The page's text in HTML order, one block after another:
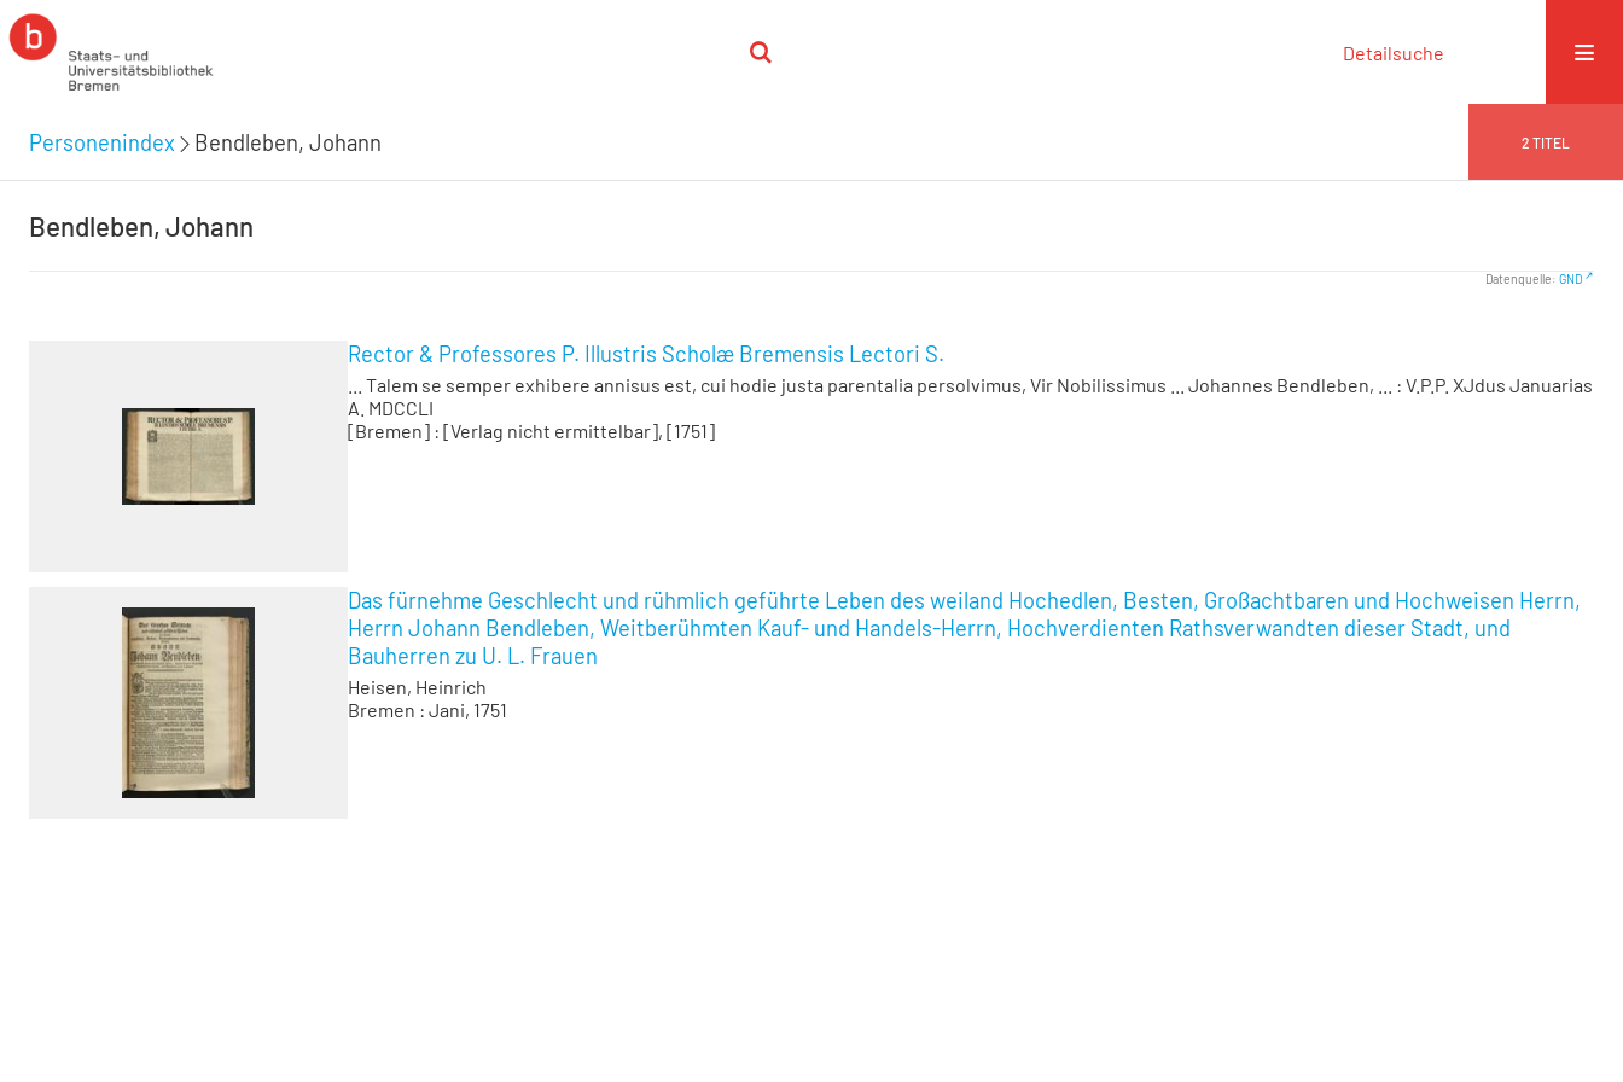
Detailsuche
Personenindex Bendleben, Johann 2 TITEL
Bendleben, Johann
Datenquelle: GND
Rector & Professores P. Illustris Scholæ Bremensis Lectori S.
... Talem se semper exhibere annisus est, cui hodie justa parentalia persolvimus, Vir Nobilissimus ... Johannes Bendleben, ... : V.P.P. XJdus Januarias
A. MDCCLI
[Bremen] : [Verlag nicht ermittelbar], [1751]
Das fürnehme Geschlecht und rühmlich geführte Leben des weiland Hochedlen, Besten, Großachtbaren und Hochweisen Herrn,
Herrn Johann Bendleben, Weitberühmten Kauf- und Handels-Herrn, Hochverdienten Rathsverwandten dieser Stadt, und
Bauherren zu U. L. Frauen
Heisen, Heinrich
Bremen : Jani, 1751